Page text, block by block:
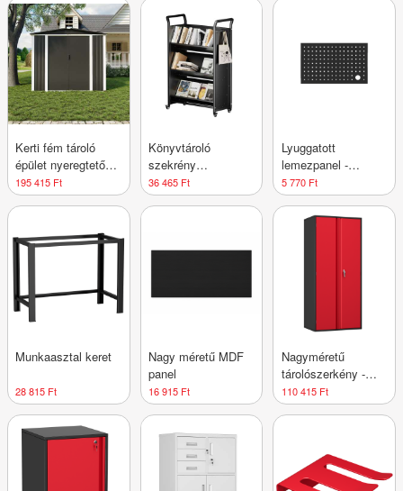
Kerti fém tároló
épület nyeregtetővel
- Nagy-méret - XL
195 415 Ft
Könyvtároló
szekrény
kerekekkel - három
szintes
36 465 Ft
Lyuggatott
lemezpanel -
Akasztós tároló -
Rendszerező
5 770 Ft
Munkaasztal keret
28 815 Ft
Nagy méretű MDF
panel
16 915 Ft
Nagyméretű
tárolószerkény -
2000 mm
magasság
110 415 Ft